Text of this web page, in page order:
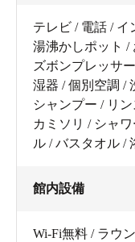
テレビ / 電話 /
湯沸かしポット /
ズボンプレッサ
湿器 / 個別空調 /
シャンプー / リ
カミソリ / シャ
ル / バスタオル /
館内設備
Wi-Fi無料 / ラウ